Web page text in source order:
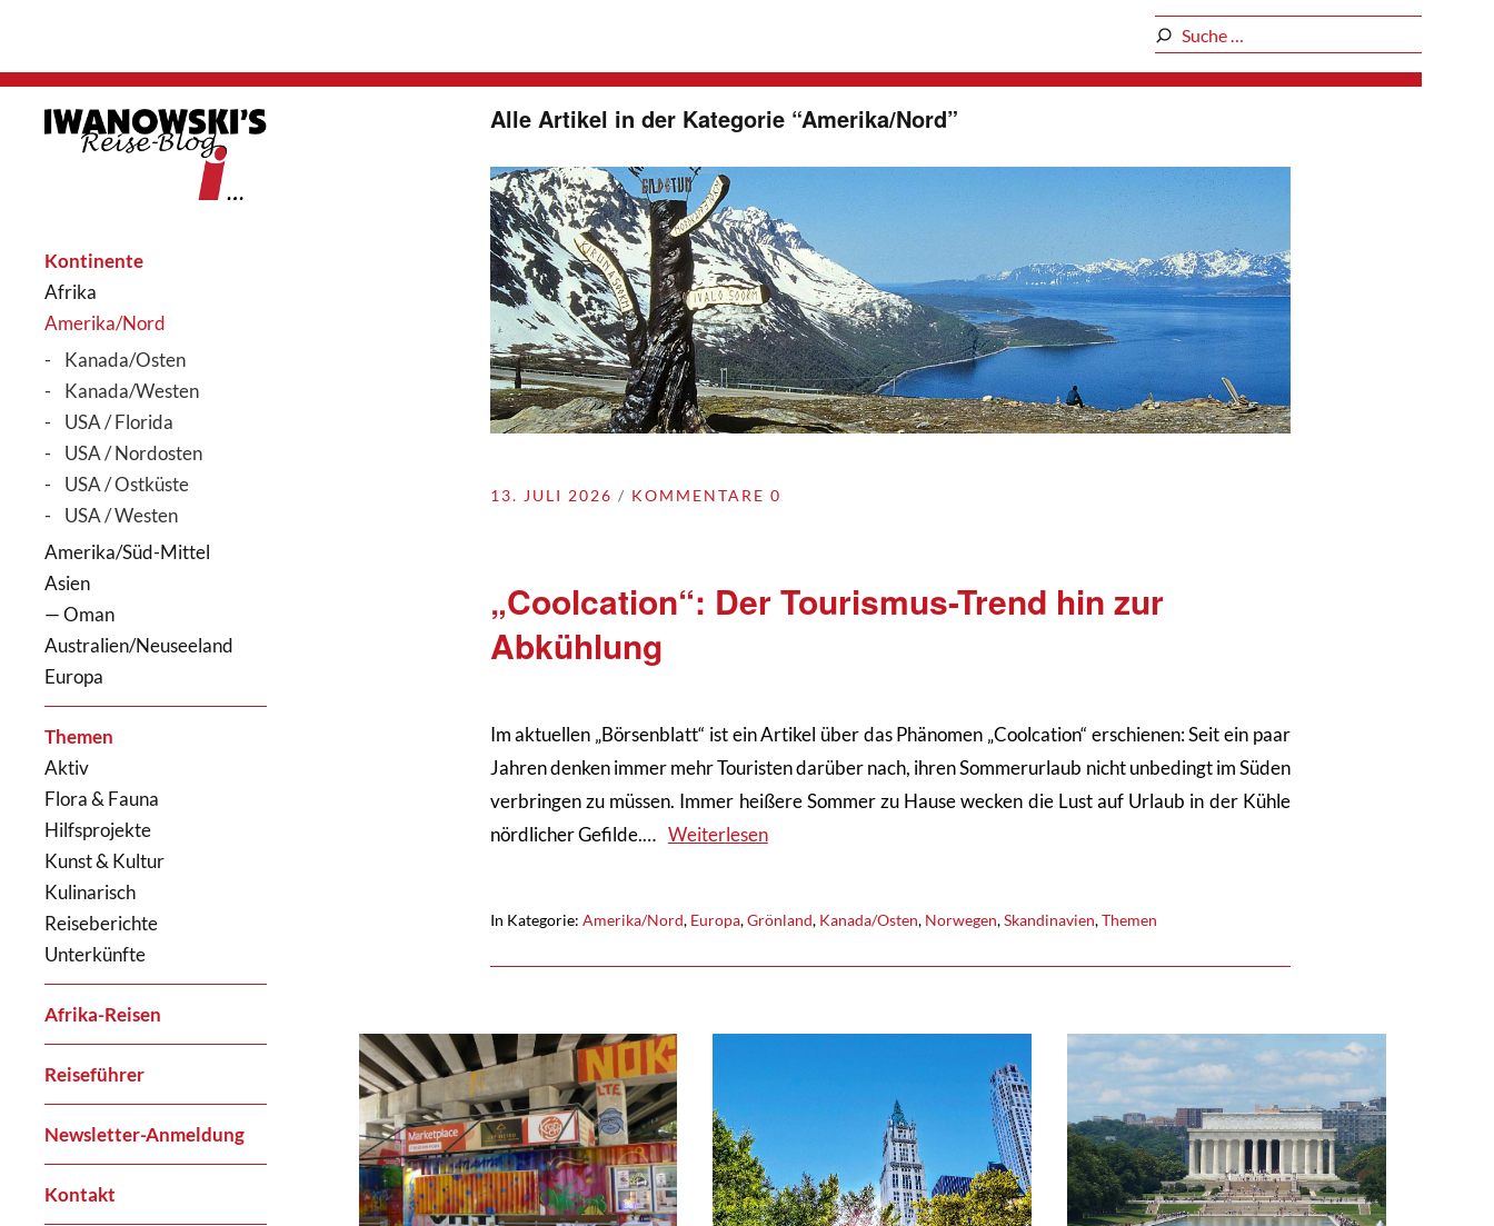
Kontinente
Afrika
Amerika/Nord
Kanada/Osten
Kanada/Westen
USA / Florida
USA / Nordosten
USA / Ostküste
USA / Westen
Amerika/Süd-Mittel
Asien
— Oman
Australien/Neuseeland
Europa
Themen
Aktiv
Flora & Fauna
Hilfsprojekte
Kunst & Kultur
Kulinarisch
Reiseberichte
Unterkünfte
Afrika-Reisen
Reiseführer
Newsletter-Anmeldung
Kontakt
Alle Artikel in der Kategorie “Amerika/Nord”
13. JULI 2026 KOMMENTARE 0
„Coolcation“: Der Tourismus-Trend hin zur
Abkühlung
Im aktuellen „Börsenblatt“ ist ein Artikel über das Phänomen „Coolcation“ erschienen: Seit ein paar
Jahren denken immer mehr Touristen darüber nach, ihren Sommerurlaub nicht unbedingt im Süden
verbringen zu müssen. Immer heißere Sommer zu Hause wecken die Lust auf Urlaub in der Kühle
nördlicher Gefilde.… Weiterlesen
In Kategorie: Amerika/Nord, Europa,Grönland, Kanada/Osten, Norwegen,Skandinavien,Themen